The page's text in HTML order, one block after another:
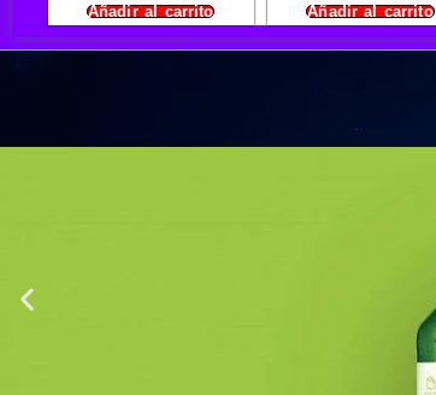
Añadir al carrito Añadir al carrito